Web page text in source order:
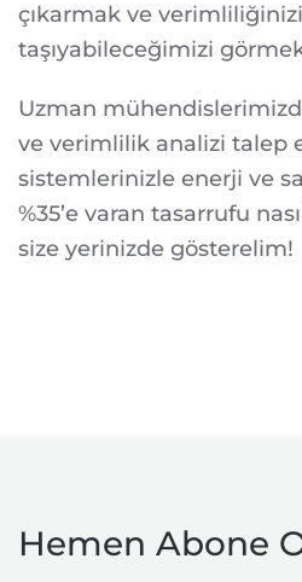
çıkarmak ve
taşıyabileceğimizi
Uzman
ve verimlilik analizi talep
sistemlerinizle enerji ve
%35’e varan tasarrufu
size yerinizde gösterelim!
Hemen Abone